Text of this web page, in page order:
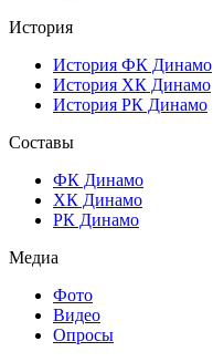
История
История ФК Динамо
История ХК Динамо
История РК Динамо
Составы
ФК Динамо
ХК Динамо
РК Динамо
Медиа
Фото
Видео
Опросы